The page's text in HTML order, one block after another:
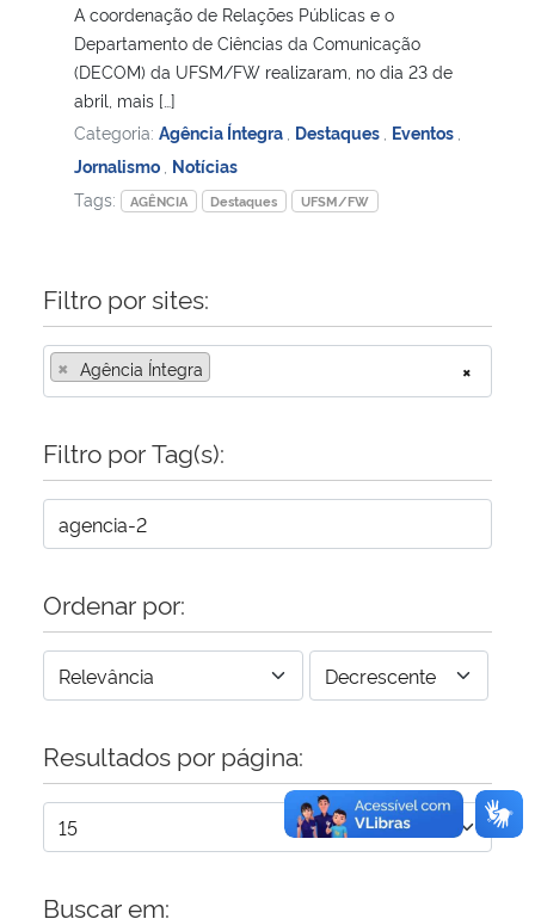
Ministério de Minas e Energia
Ministério da Ciência, Tecnologia, Inovações e Comunicações
Ministério do Meio Ambiente
Ministério do Turismo
Ministério da Mulher, da Família e dos Direitos Humanos
Secretaria-Geral
Secretaria de Governo
Gabinete de Segurança Institucional
Advocacia-Geral da União
Planalto
A coordenação de Relações Públicas e o
Departamento de Ciências da Comunicação
(DECOM) da UFSM/FW realizaram, no dia 23 de
abril, mais […]
Categoria: Agência Íntegra Destaques Eventos
Jornalismo Notícias
Tags:
AGÊNCIA Destaques UFSM/FW
Filtro por sites:
×
× Agência Íntegra
Filtro por Tag(s):
Ordenar por:
Resultados por página:
Buscar em: